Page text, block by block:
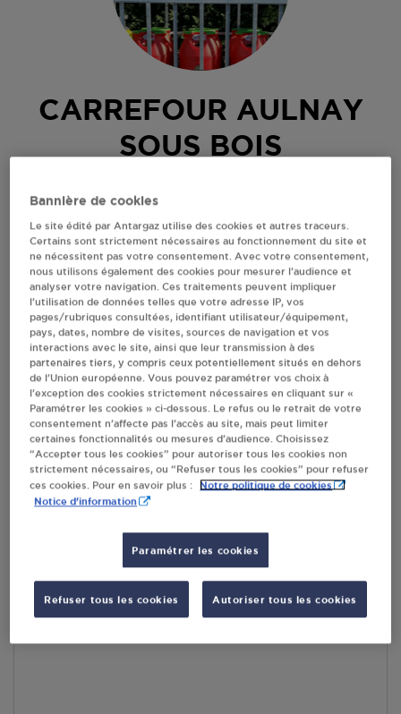
CARREFOUR AULNAY
SOUS BOIS
ZI PARIS NORD
93600AULNAY SOUS BOIS
Revendeur de bouteilles de gaz
S'Y RENDRE
AFFICHER LE TÉLÉPHONE
RECEVOIR LES COORDONNÉES DU REVENDEUR
En cliquant sur « S’y rendre », j’autorise le traitement
d’informations (dont mon adresse IP) et leur transfert hors UE
par Google Maps afin d’afficher la carte.
En savoir plus
Accès
Bannière de cookies
Le site édité par Antargaz utilise des cookies et autres traceurs.
Certains sont strictement nécessaires au fonctionnement du site et
ne nécessitent pas votre consentement. Avec votre consentement,
nous utilisons également des cookies pour mesurer l’audience et
analyser votre navigation. Ces traitements peuvent impliquer
l’utilisation de données telles que votre adresse IP, vos
pages/rubriques consultées, identifiant utilisateur/équipement,
pays, dates, nombre de visites, sources de navigation et vos
interactions avec le site, ainsi que leur transmission à des
partenaires tiers, y compris ceux potentiellement situés en dehors
de l’Union européenne. Vous pouvez paramétrer vos choix à
l’exception des cookies strictement nécessaires en cliquant sur «
Paramétrer les cookies » ci-dessous. Le refus ou le retrait de votre
consentement n’affecte pas l’accès au site, mais peut limiter
certaines fonctionnalités ou mesures d’audience. Choisissez
“Accepter tous les cookies” pour autoriser tous les cookies non
strictement nécessaires, ou “Refuser tous les cookies” pour refuser
ces cookies. Pour en savoir plus :
Notre politique de cookies
Notice d'information
Paramétrer les cookies
Refuser tous les cookies Autoriser tous les cookies